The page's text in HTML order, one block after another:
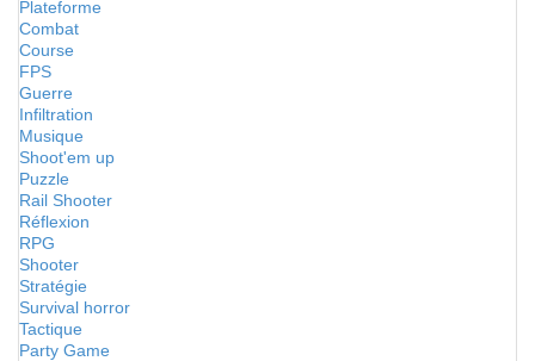
Plateforme
Combat
Course
FPS
Guerre
Infiltration
Musique
Shoot'em up
Puzzle
Rail Shooter
Réflexion
RPG
Shooter
Stratégie
Survival horror
Tactique
Party Game